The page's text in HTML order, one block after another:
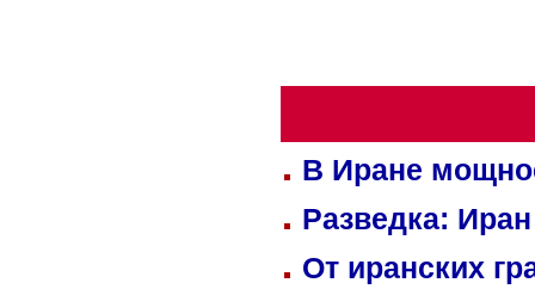
В Иране
Разведка:
От иранских